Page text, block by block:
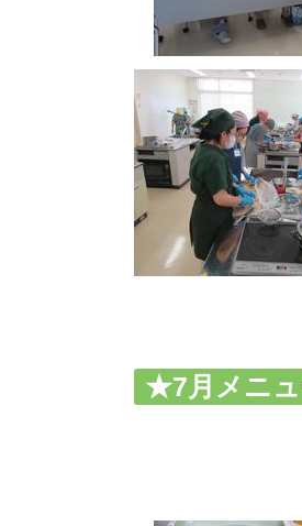
★7月メニ